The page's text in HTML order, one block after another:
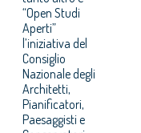
“Open Studi
Aperti”
l’iniziativa del
Consiglio
Nazionale degli
Architetti,
Pianificatori,
Paesaggisti e